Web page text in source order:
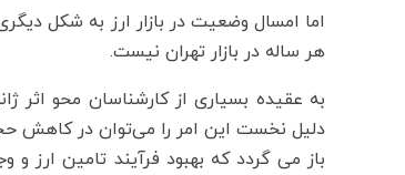
اما امسال وضعیت در بازار ارز به شکل
هر ساله در بازار تهران نیست.
به عقیده بسیاری از کارشناسان محو اثر
دلیل نخست این امر را می‌توان در کاهش
باز می گردد که بهبود فرآیند تامین ارز